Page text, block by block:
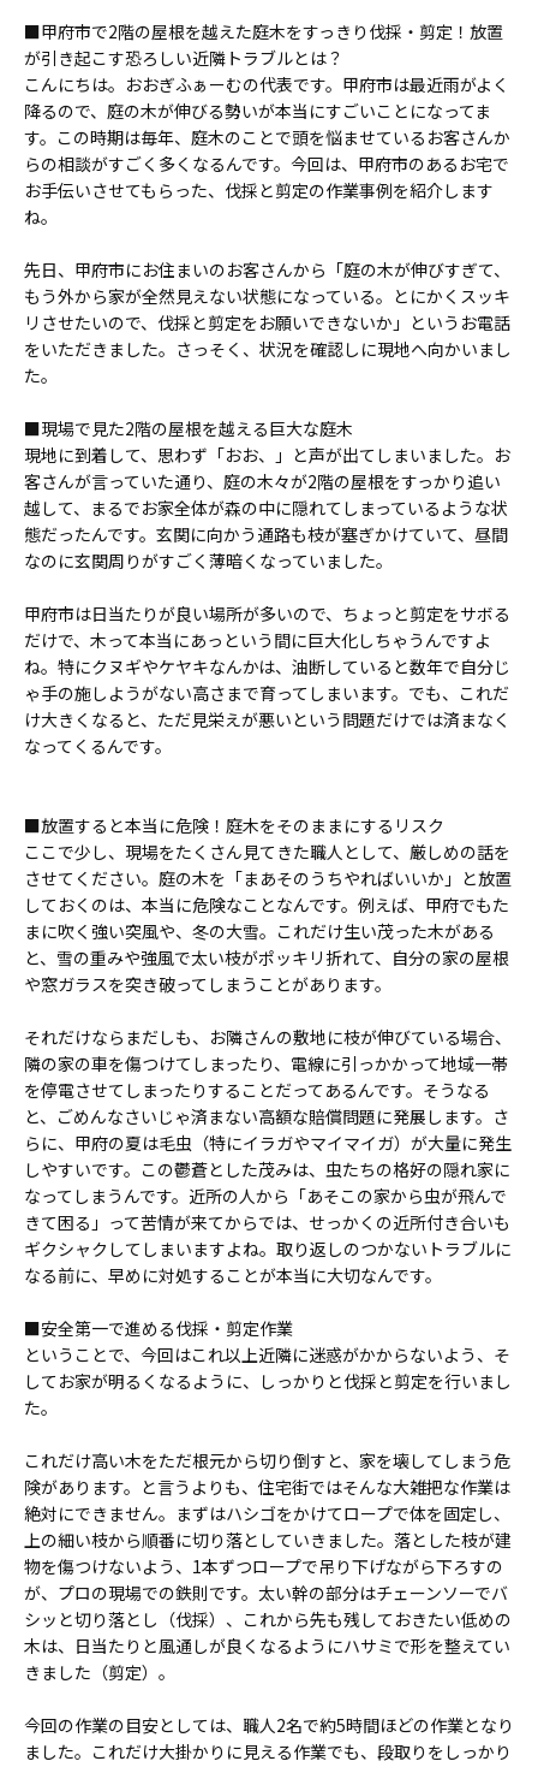
■甲府市で2階の屋根を越えた庭木をすっきり伐採・剪定！放置
が引き起こす恐ろしい近隣トラブルとは？
こんにちは。おおぎふぁーむの代表です。甲府市は最近雨がよく
降るので、庭の木が伸びる勢いが本当にすごいことになってま
す。この時期は毎年、庭木のことで頭を悩ませているお客さんか
らの相談がすごく多くなるんです。今回は、甲府市のあるお宅で
お手伝いさせてもらった、伐採と剪定の作業事例を紹介します
ね。
先日、甲府市にお住まいのお客さんから「庭の木が伸びすぎて、
もう外から家が全然見えない状態になっている。とにかくスッキ
リさせたいので、伐採と剪定をお願いできないか」というお電話
をいただきました。さっそく、状況を確認しに現地へ向かいまし
た。
■現場で見た2階の屋根を越える巨大な庭木
現地に到着して、思わず「おお、」と声が出てしまいました。お
客さんが言っていた通り、庭の木々が2階の屋根をすっかり追い
越して、まるでお家全体が森の中に隠れてしまっているような状
態だったんです。玄関に向かう通路も枝が塞ぎかけていて、昼間
なのに玄関周りがすごく薄暗くなっていました。
甲府市は日当たりが良い場所が多いので、ちょっと剪定をサボる
だけで、木って本当にあっという間に巨大化しちゃうんですよ
ね。特にクヌギやケヤキなんかは、油断していると数年で自分じ
ゃ手の施しようがない高さまで育ってしまいます。でも、これだ
け大きくなると、ただ見栄えが悪いという問題だけでは済まなく
なってくるんです。
■放置すると本当に危険！庭木をそのままにするリスク
ここで少し、現場をたくさん見てきた職人として、厳しめの話を
させてください。庭の木を「まあそのうちやればいいか」と放置
しておくのは、本当に危険なことなんです。例えば、甲府でもた
まに吹く強い突風や、冬の大雪。これだけ生い茂った木がある
と、雪の重みや強風で太い枝がポッキリ折れて、自分の家の屋根
や窓ガラスを突き破ってしまうことがあります。
それだけならまだしも、お隣さんの敷地に枝が伸びている場合、
隣の家の車を傷つけてしまったり、電線に引っかかって地域一帯
を停電させてしまったりすることだってあるんです。そうなる
と、ごめんなさいじゃ済まない高額な賠償問題に発展します。さ
らに、甲府の夏は毛虫（特にイラガやマイマイガ）が大量に発生
しやすいです。この鬱蒼とした茂みは、虫たちの格好の隠れ家に
なってしまうんです。近所の人から「あそこの家から虫が飛んで
きて困る」って苦情が来てからでは、せっかくの近所付き合いも
ギクシャクしてしまいますよね。取り返しのつかないトラブルに
なる前に、早めに対処することが本当に大切なんです。
■安全第一で進める伐採・剪定作業
ということで、今回はこれ以上近隣に迷惑がかからないよう、そ
してお家が明るくなるように、しっかりと伐採と剪定を行いまし
た。
これだけ高い木をただ根元から切り倒すと、家を壊してしまう危
険があります。と言うよりも、住宅街ではそんな大雑把な作業は
絶対にできません。まずはハシゴをかけてロープで体を固定し、
上の細い枝から順番に切り落としていきました。落とした枝が建
物を傷つけないよう、1本ずつロープで吊り下げながら下ろすの
が、プロの現場での鉄則です。太い幹の部分はチェーンソーでバ
シッと切り落とし（伐採）、これから先も残しておきたい低めの
木は、日当たりと風通しが良くなるようにハサミで形を整えてい
きました（剪定）。
今回の作業の目安としては、職人2名で約5時間ほどの作業となり
ました。これだけ大掛かりに見える作業でも、段取りをしっかり